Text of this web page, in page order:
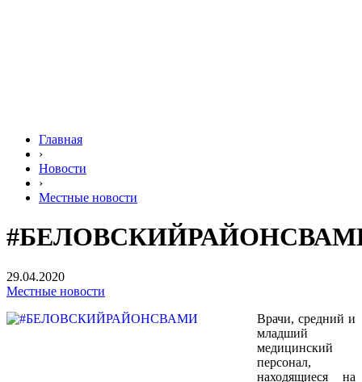
Главная
›
Новости
›
Местные новости
29.04.2020
Местные новости
Врачи, средний и
младший
медицинский
персонал,
находящиеся на